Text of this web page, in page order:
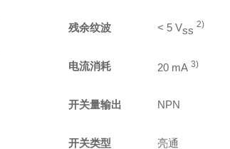
残余纹波 < 5 Vss 2)
电流消耗 20 mA3)
开关量输出 NPN
开关类型 亮通